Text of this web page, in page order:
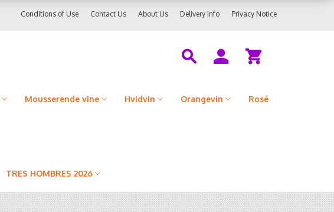
Privacy Notice
Delivery Info
About Us
Contact Us
Conditions of Use
Mousserende vine Hvidvin Orangevin Rosé
TRES HOMBRES 2026